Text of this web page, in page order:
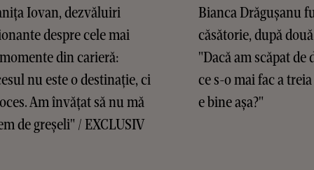
Iovan, dezvăluiri
despre cele mai
din carieră:
nu este o destinație, ci
Am învățat să nu mă
de greșeli" / EXCLUSIV
Bianca Drăgușanu
căsătorie, după
"Dacă am scăpat de
ce s-o mai fac a
e bine așa?"